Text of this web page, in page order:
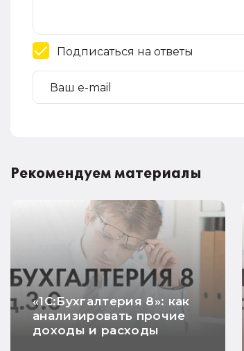
Подписаться на ответы
Рекомендуем материалы
«1С:Бухгалтерия 8»: как
анализировать прочие
доходы и расходы